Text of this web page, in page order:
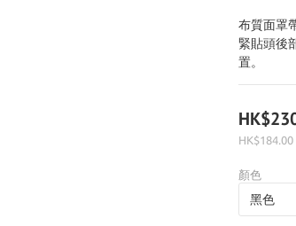
布質面罩
緊貼頭後
置。
HK$184.00
顏色